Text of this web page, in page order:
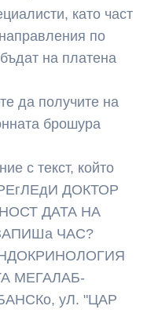
като част
по
на платена
да получите на
брошура